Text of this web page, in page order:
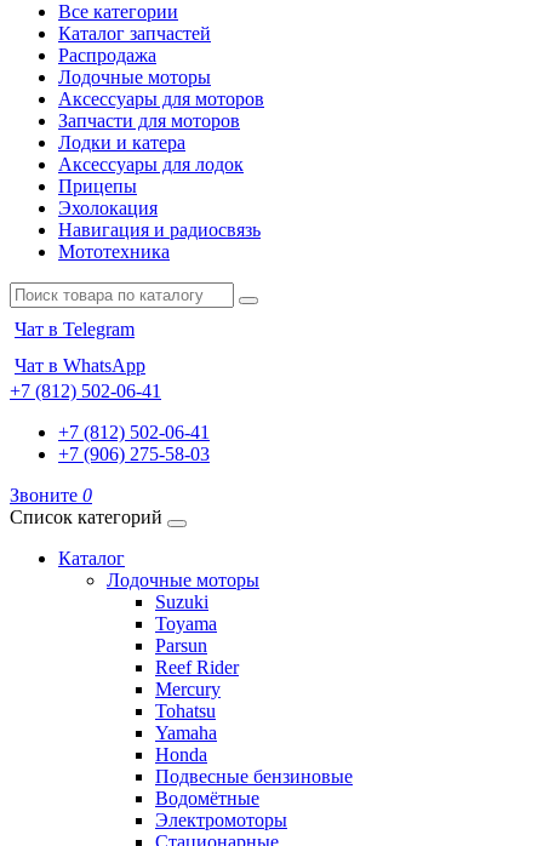
Все категории
Каталог запчастей
Распродажа
Лодочные моторы
Аксессуары для моторов
Запчасти для моторов
Лодки и катера
Аксессуары для лодок
Прицепы
Эхолокация
Навигация и радиосвязь
Мототехника
Чат в Telegram
Чат в WhatsApp
+7 (812) 502-06-41
+7 (812) 502-06-41
+7 (906) 275-58-03
Звоните 0
Список категорий
Каталог
Лодочные моторы
Suzuki
Toyama
Parsun
Reef Rider
Mercury
Tohatsu
Yamaha
Honda
Подвесные бензиновые
Водомётные
Электромоторы
Стационарные